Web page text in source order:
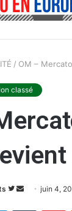
/ OM –
classé
S
juin 4,